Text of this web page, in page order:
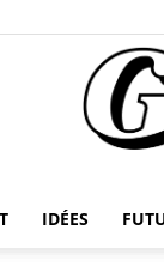
IDÉES